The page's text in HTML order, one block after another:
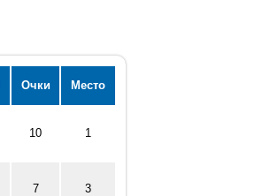
Очки Место
10 1
7 3